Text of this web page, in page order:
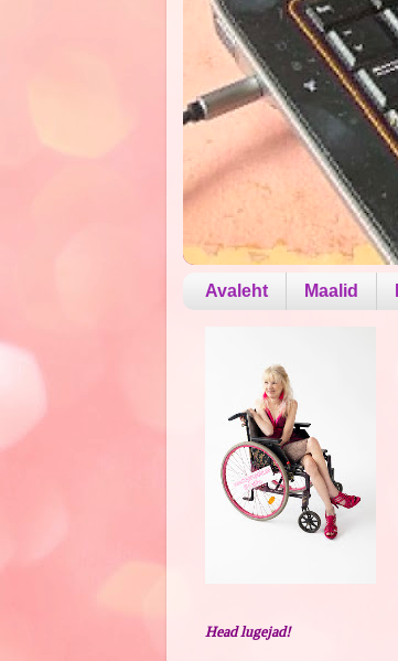
Avaleht Maalid
Head lugejad!